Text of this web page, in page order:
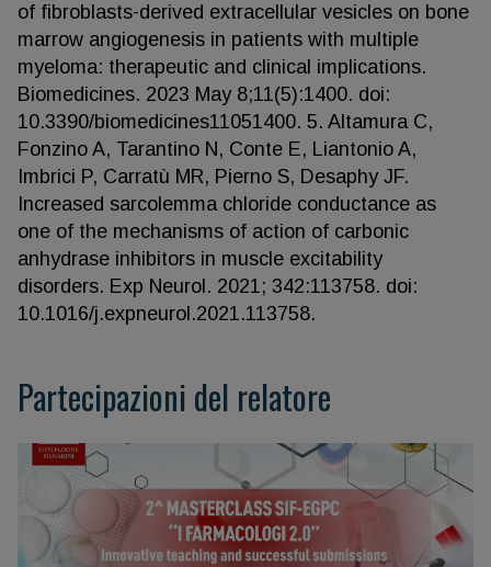
of fibroblasts-derived extracellular vesicles on bone
marrow angiogenesis in patients with multiple
myeloma: therapeutic and clinical implications.
Biomedicines. 2023 May 8;11(5):1400. doi:
10.3390/biomedicines11051400. 5. Altamura C,
Fonzino A, Tarantino N, Conte E, Liantonio A,
Imbrici P, Carratù MR, Pierno S, Desaphy JF.
Increased sarcolemma chloride conductance as
one of the mechanisms of action of carbonic
anhydrase inhibitors in muscle excitability
disorders. Exp Neurol. 2021; 342:113758. doi:
10.1016/j.expneurol.2021.113758.
Partecipazioni del relatore